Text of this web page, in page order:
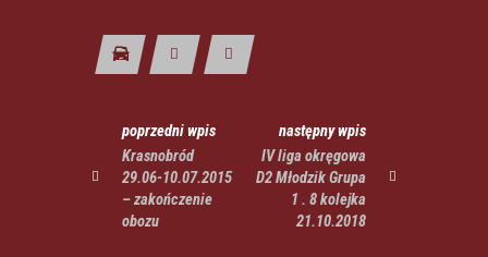
poprzedni wpis
Krasnobród
29.06-10.07.2015
– zakończenie
obozu
następny wpis
IV liga okręgowa
D2 Młodzik Grupa
1 . 8 kolejka
21.10.2018